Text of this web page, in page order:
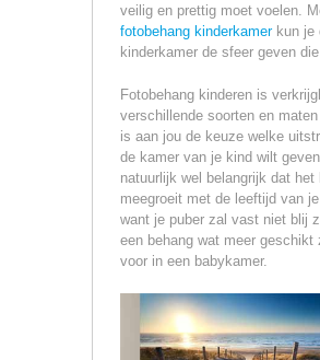
veilig en prettig moet voelen.
fotobehang kinderkamerkun je
kinderkamer de sfeer geven
Fotobehang kinderen is
verschillende soorten en
is aan jou de keuze welke
de kamer van je kind wilt
natuurlijk wel belangrijk dat het
meegroeit met de leeftijd van
want je puber zal vast niet blij
een behang wat meer geschikt
voor in een babykamer.